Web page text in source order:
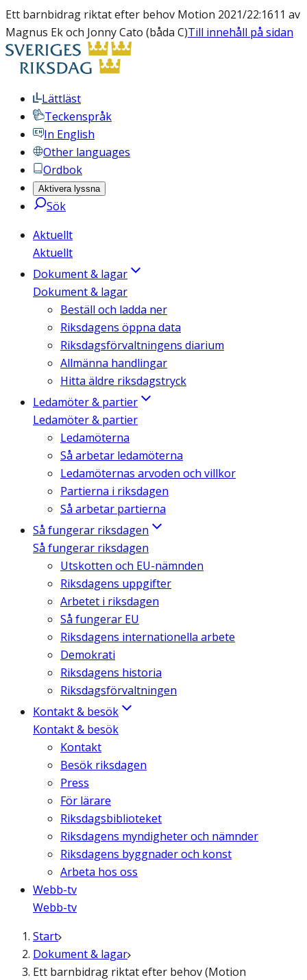
Ett barnbidrag riktat efter behov Motion 2021/22:1611 av
Magnus Ek och Jonny Cato (båda C)Till innehåll på sidan
Lättläst
Teckenspråk
In English
Other languages
Ordbok
Aktivera lyssna
Sök
Aktuellt
Aktuellt
Dokument & lagar
Dokument & lagar
Beställ och ladda ner
Riksdagens öppna data
Riksdagsförvaltningens diarium
Allmänna handlingar
Hitta äldre riksdagstryck
Ledamöter & partier
Ledamöter & partier
Ledamöterna
Så arbetar ledamöterna
Ledamöternas arvoden och villkor
Partierna i riksdagen
Så arbetar partierna
Så fungerar riksdagen
Så fungerar riksdagen
Utskotten och EU-nämnden
Riksdagens uppgifter
Arbetet i riksdagen
Så fungerar EU
Riksdagens internationella arbete
Demokrati
Riksdagens historia
Riksdagsförvaltningen
Kontakt & besök
Kontakt & besök
Kontakt
Besök riksdagen
Press
För lärare
Riksdagsbiblioteket
Riksdagens myndigheter och nämnder
Riksdagens byggnader och konst
Arbeta hos oss
Webb-tv
Webb-tv
Start
Dokument & lagar
Ett barnbidrag riktat efter behov (Motion